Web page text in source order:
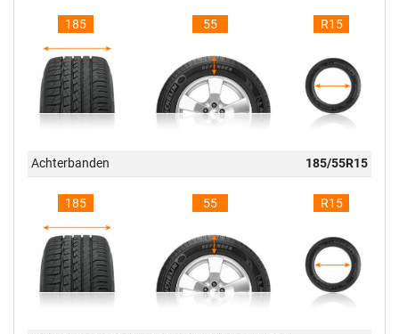
185 55 R15
Achterbanden 185/55R15
185 55 R15